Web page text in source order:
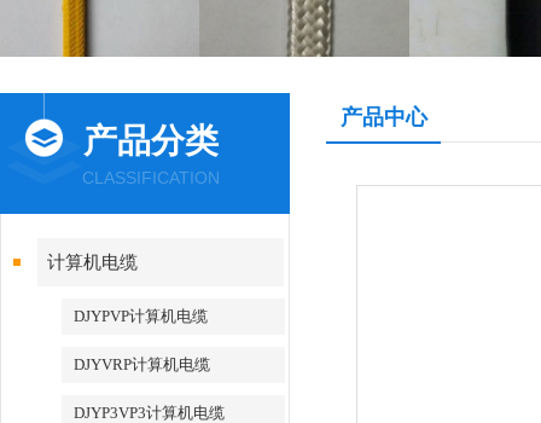
产品分类
CLASSIFICATION
计算机电缆
DJYPVP计算机电缆
DJYVRP计算机电缆
DJYP3VP3计算机电缆
产品中心